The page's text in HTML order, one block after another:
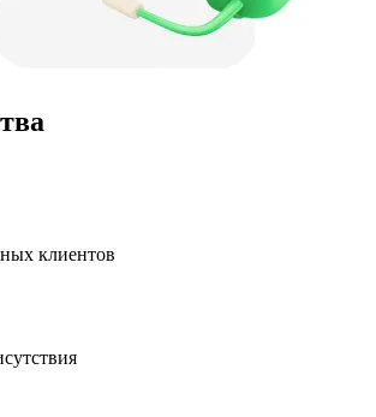
клиентов